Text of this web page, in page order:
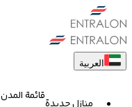
العربية
قائمة المدن